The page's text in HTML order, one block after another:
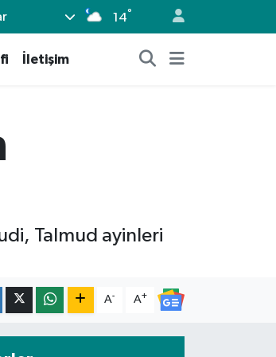
14°
İletişim
Talmud ayinleri
A- A+